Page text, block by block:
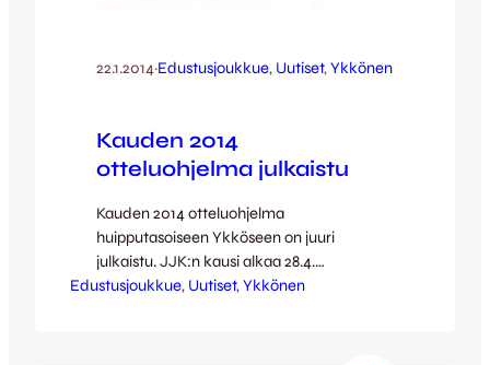
22.1.2014·Edustusjoukkue, Uutiset, Ykkönen
Kauden 2014
otteluohjelma julkaistu
Kauden 2014 otteluohjelma
huipputasoiseen Ykköseen on juuri
julkaistu. JJK:n kausi alkaa 28.4.
vierasottelulla Valkeakoskella ja kotikenttä
Edustusjoukkue, Uutiset, Ykkönen